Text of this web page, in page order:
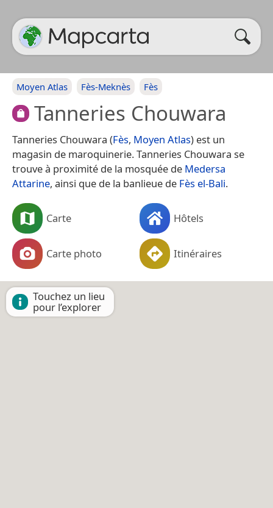
Moyen Atlas Fès-Meknès Fès
Tanneries Chouwara
Tanneries Chouwara (Fès, Moyen Atlas) est un
magasin de maroquinerie. Tanneries Chouwara se
trouve à proximité de la mosquée de Medersa
Attarine, ainsi que de la banlieue de Fès el-Bali.
Carte Hôtels
Carte photo Itinéraires
Touchez un lieu
pour l’explorer